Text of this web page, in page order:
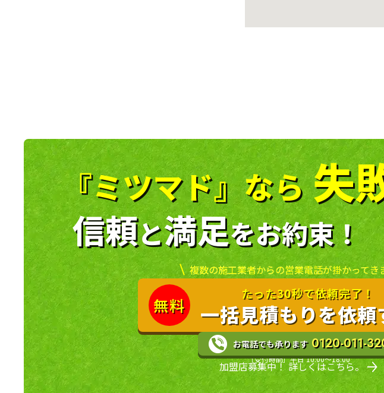
『ミツマド』なら失
信頼と満足をお約束！
無料
複数の施工業者からの営業電話が掛かってき
たった30秒で依頼完了！
一括見積もりを依頼
お電話でも承ります 0120-011-
［受付時間］平日 10:00〜18:00
加盟店募集中！ 詳しくはこちら。